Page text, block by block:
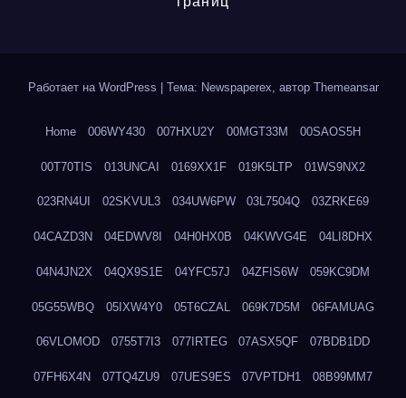
Работает на WordPress Тема: Newspaperex, автор Themeansar
Home 006WY430 007HXU2Y 00MGT33M 00SAOS5H
00T70TIS 013UNCAI 0169XX1F 019K5LTP 01WS9NX2
023RN4UI 02SKVUL3 034UW6PW 03L7504Q 03ZRKE69
04CAZD3N 04EDWV8I 04H0HX0B 04KWVG4E 04LI8DHX
04N4JN2X 04QX9S1E 04YFC57J 04ZFIS6W 059KC9DM
05G55WBQ 05IXW4Y0 05T6CZAL 069K7D5M 06FAMUAG
06VLOMOD 0755T7I3 077IRTEG 07ASX5QF 07BDB1DD
07FH6X4N 07TQ4ZU9 07UES9ES 07VPTDH1 08B99MM7